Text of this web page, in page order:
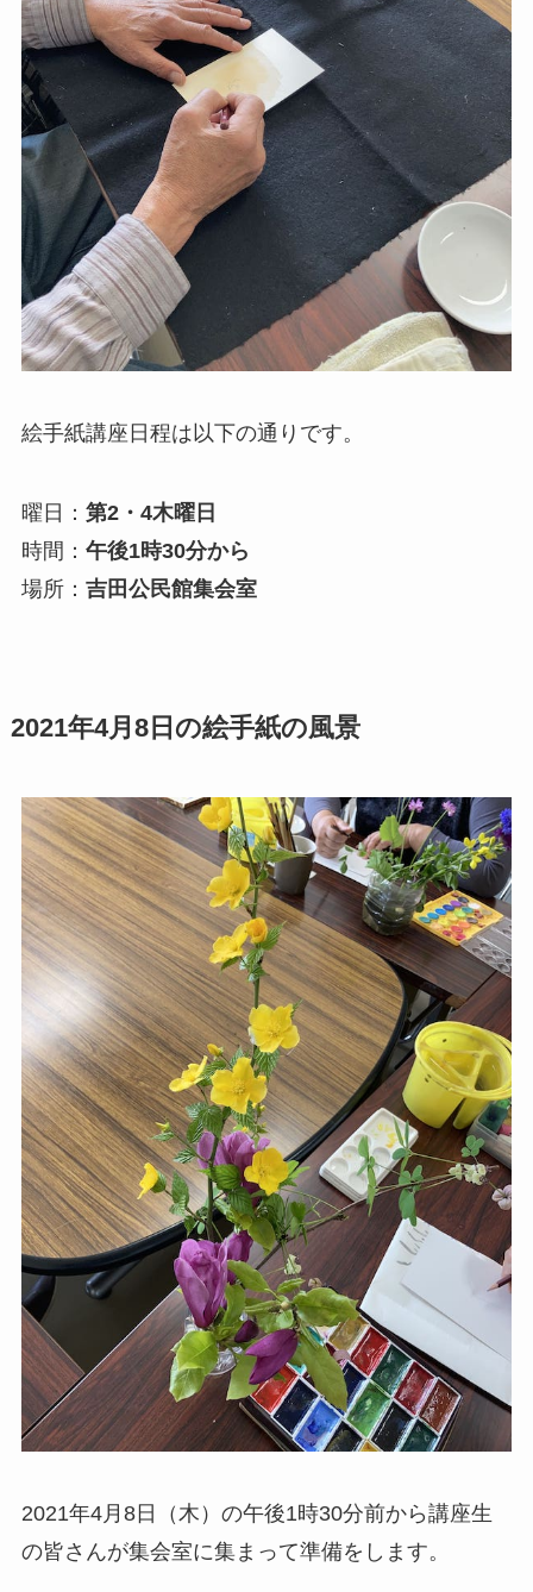
絵手紙講座日程は以下の通りです。
曜日： 第2・4木曜日
時間： 午後1時30分から
場所： 吉田公民館集会室
2021年4月8日の絵手紙の風景
2021年4月8日（木）の午後1時30分前から講座生
の皆さんが集会室に集まって準備をします。